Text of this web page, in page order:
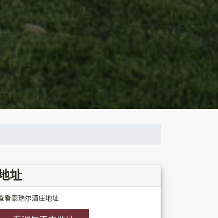
址
看泰瑞尔酒庄地址